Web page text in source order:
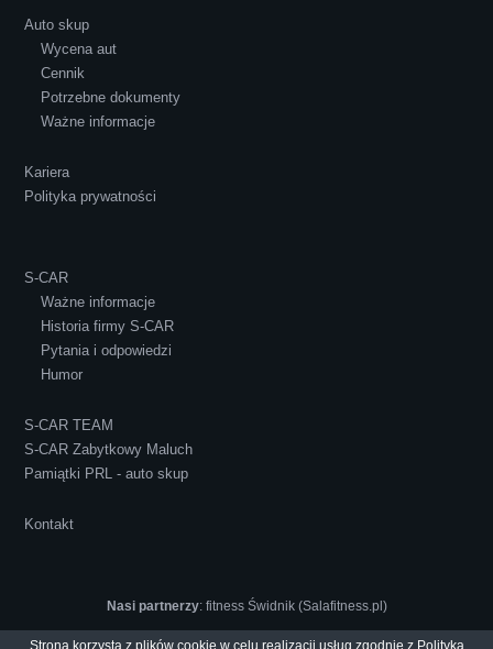
Strona korzysta z plików cookie w celu realizacji usług zgodnie z Polityką
Auto skup
Wycena aut
Cennik
Potrzebne dokumenty
Ważne informacje
Kariera
Polityka prywatności
S-CAR
Ważne informacje
Historia firmy S-CAR
Pytania i odpowiedzi
Humor
S-CAR TEAM
S-CAR Zabytkowy Maluch
Pamiątki PRL - auto skup
Kontakt
Nasi partnerzy: fitness Świdnik (Salafitness.pl)